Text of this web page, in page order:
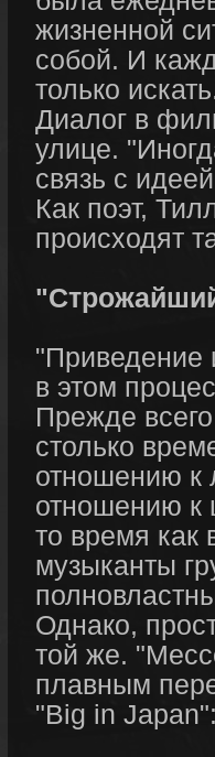
жизненной
собой. И
только
Диалог в
улице.
связь с
Как поэт,
происходят
"Приведение
в этом
Прежде
столько
отношению к
отношению к
то время как
музыканты
Однако,
той же.
плавным
"Big in Japan":